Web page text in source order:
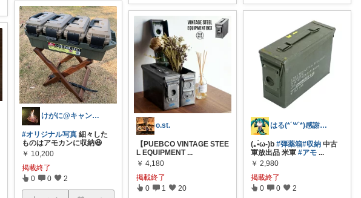
けがに@キャンプ道具を安く買う
#オリジナル写真 細々した
ものはアモカンに収納😆
￥ 10,200
掲載終了
0 0 2
o.st.
【PUEBCO VINTAGE STEE
L EQUIPMENT ...
￥ 4,180
掲載終了
0 1 20
はる(*´꒳`*)感謝です★
(｡•̀ω-)b#弾薬箱#収納 中古
軍放出品 米軍#アモ ...
￥ 2,980
掲載終了
0 0 2